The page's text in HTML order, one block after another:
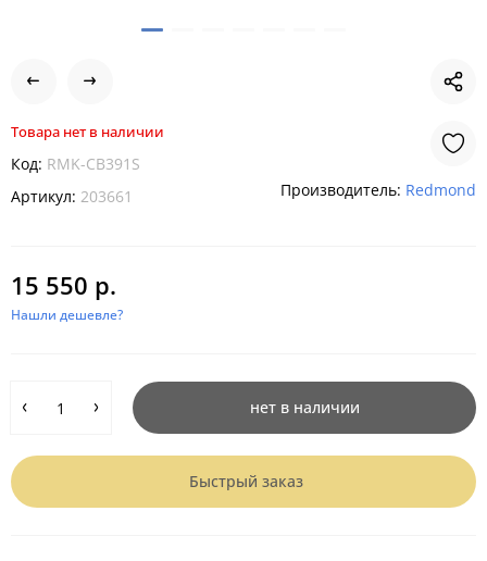
Товара нет в наличии
Код: RMK-CB391S
Артикул: 203661 Производитель: Redmond
15 550 р.
Нашли дешевле?
нет в наличии
Быстрый заказ